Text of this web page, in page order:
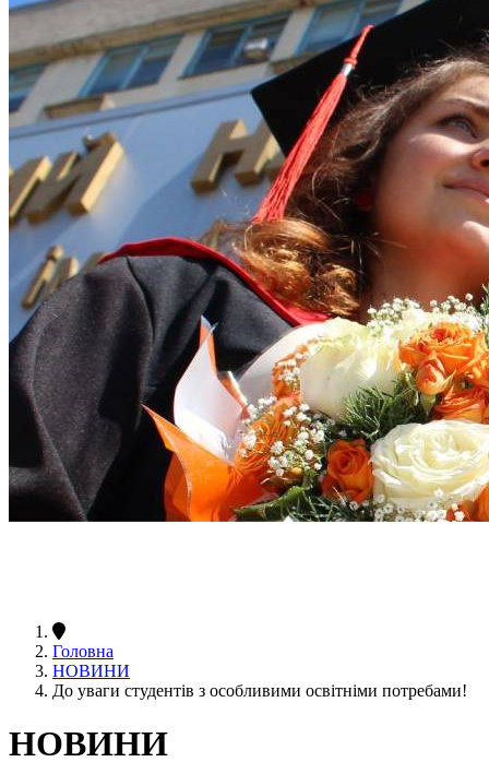
Головна
НОВИНИ
До уваги студентів з особливими освітніми потребами!
НОВИНИ